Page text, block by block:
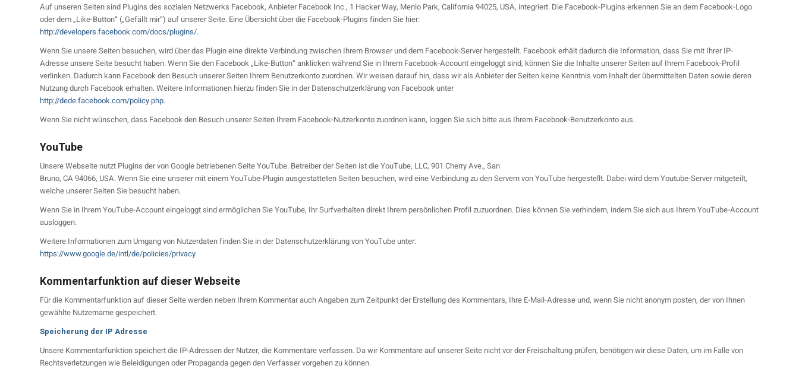
Auf unseren Seiten sind Plugins des sozialen Netzwerks Facebook, Anbieter Facebook Inc., 1 Hacker Way, Menlo Park, California 94025, USA, integriert. Die Facebook-Plugins erkennen Sie an dem Facebook-Logo
oder dem „Like-Button“ („Gefällt mir“) auf unserer Seite. Eine Übersicht über die Facebook-Plugins finden Sie hier:
http://developers.facebook.com/docs/plugins/.
Wenn Sie unsere Seiten besuchen, wird über das Plugin eine direkte Verbindung zwischen Ihrem Browser und dem Facebook-Server hergestellt. Facebook erhält dadurch die Information, dass Sie mit Ihrer IP-
Adresse unsere Seite besucht haben. Wenn Sie den Facebook „Like-Button“ anklicken während Sie in Ihrem Facebook-Account eingeloggt sind, können Sie die Inhalte unserer Seiten auf Ihrem Facebook-Profil
verlinken. Dadurch kann Facebook den Besuch unserer Seiten Ihrem Benutzerkonto zuordnen. Wir weisen darauf hin, dass wir als Anbieter der Seiten keine Kenntnis vom Inhalt der übermittelten Daten sowie deren
Nutzung durch Facebook erhalten. Weitere Informationen hierzu finden Sie in der Datenschutzerklärung von Facebook unter
http://dede.facebook.com/policy.php.
Wenn Sie nicht wünschen, dass Facebook den Besuch unserer Seiten Ihrem Facebook-Nutzerkonto zuordnen kann, loggen Sie sich bitte aus Ihrem Facebook-Benutzerkonto aus.
YouTube
Unsere Webseite nutzt Plugins der von Google betriebenen Seite YouTube. Betreiber der Seiten ist die YouTube, LLC, 901 Cherry Ave., San
Bruno, CA 94066, USA. Wenn Sie eine unserer mit einem YouTube-Plugin ausgestatteten Seiten besuchen, wird eine Verbindung zu den Servern von YouTube hergestellt. Dabei wird dem Youtube-Server mitgeteilt,
welche unserer Seiten Sie besucht haben.
Wenn Sie in Ihrem YouTube-Account eingeloggt sind ermöglichen Sie YouTube, Ihr Surfverhalten direkt Ihrem persönlichen Profil zuzuordnen. Dies können Sie verhindern, indem Sie sich aus Ihrem YouTube-Account
ausloggen.
Weitere Informationen zum Umgang von Nutzerdaten finden Sie in der Datenschutzerklärung von YouTube unter:
https://www.google.de/intl/de/policies/privacy
Kommentarfunktion auf dieser Webseite
Für die Kommentarfunktion auf dieser Seite werden neben Ihrem Kommentar auch Angaben zum Zeitpunkt der Erstellung des Kommentars, Ihre E-Mail-Adresse und, wenn Sie nicht anonym posten, der von Ihnen
gewählte Nutzername gespeichert.
Speicherung der IP Adresse
Unsere Kommentarfunktion speichert die IP-Adressen der Nutzer, die Kommentare verfassen. Da wir Kommentare auf unserer Seite nicht vor der Freischaltung prüfen, benötigen wir diese Daten, um im Falle von
Rechtsverletzungen wie Beleidigungen oder Propaganda gegen den Verfasser vorgehen zu können.